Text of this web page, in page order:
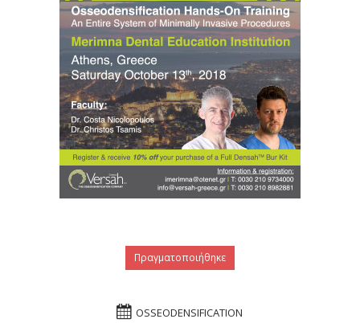
Πραγματοποιήθηκε
OSSEODENSIFICATION